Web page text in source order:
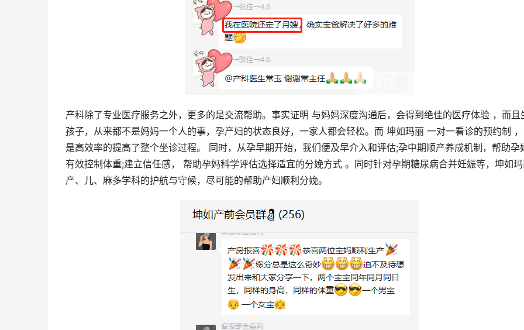
产科除了专业医疗服务之外，更多的是交流帮助。事实证明 与妈妈深度沟通后，会得到绝佳的医疗体验 ，而且
孩子，从来都不是妈妈一个人的事，孕产妇的状态良好，一家人都会轻松。而 坤如玛丽 一对一看诊的预约制
是高效率的提高了整个坐诊过程。 同时，从孕早期开始，我们便及早介入和评估;孕中期顺产养成机制，帮助孕
有效控制体重;建立信任感， 帮助孕妈科学评估选择适宜的分娩方式 。同时针对孕期糖尿病合并妊娠等，坤如
产、儿、麻多学科的护航与守候，尽可能的帮助产妇顺利分娩。